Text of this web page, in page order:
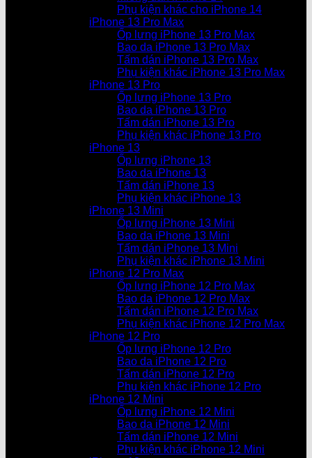
Phụ kiện khác cho iPhone 14
iPhone 13 Pro Max
Ốp lưng iPhone 13 Pro Max
Bao da iPhone 13 Pro Max
Tấm dán iPhone 13 Pro Max
Phụ kiện khác iPhone 13 Pro Max
iPhone 13 Pro
Ốp lưng iPhone 13 Pro
Bao da iPhone 13 Pro
Tấm dán iPhone 13 Pro
Phụ kiện khác iPhone 13 Pro
iPhone 13
Ốp lưng iPhone 13
Bao da iPhone 13
Tấm dán iPhone 13
Phụ kiện khác iPhone 13
iPhone 13 Mini
Ốp lưng iPhone 13 Mini
Bao da iPhone 13 Mini
Tấm dán iPhone 13 Mini
Phụ kiện khác iPhone 13 Mini
iPhone 12 Pro Max
Ốp lưng iPhone 12 Pro Max
Bao da iPhone 12 Pro Max
Tấm dán iPhone 12 Pro Max
Phụ kiện khác iPhone 12 Pro Max
iPhone 12 Pro
Ốp lưng iPhone 12 Pro
Bao da iPhone 12 Pro
Tấm dán iPhone 12 Pro
Phụ kiện khác iPhone 12 Pro
iPhone 12 Mini
Ốp lưng iPhone 12 Mini
Bao da iPhone 12 Mini
Tấm dán iPhone 12 Mini
Phụ kiện khác iPhone 12 Mini